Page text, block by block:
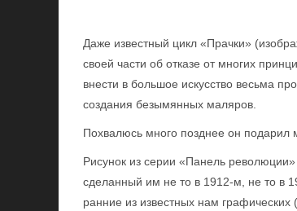
Даже известный цикл «Прачки»
своей части об отказе от многих
внести в большое искусство весьма
создания безымянных маляров.
Похвалюсь много позднее он подарил
Рисунок из серии «Панель
сделанный им не то в 1912-м, не то в
ранние из известных нам